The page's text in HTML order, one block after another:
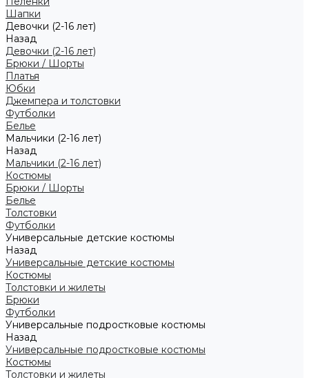
Шапки
Девочки (2-16 лет)
Назад
Девочки (2-16 лет)
Брюки / Шорты
Платья
Юбки
Джемпера и толстовки
Футболки
Белье
Мальчики (2-16 лет)
Назад
Мальчики (2-16 лет)
Костюмы
Брюки / Шорты
Белье
Толстовки
Футболки
Универсальные детские костюмы
Назад
Универсальные детские костюмы
Костюмы
Толстовки и жилеты
Брюки
Футболки
Универсальные подростковые костюмы
Назад
Универсальные подростковые костюмы
Костюмы
Толстовки и жилеты